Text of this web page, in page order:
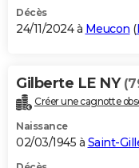
Décès
24/11/2024 à Meucon (
Gilberte LE NY
Créer une cagnotte
Naissance
02/03/1945 à Saint-